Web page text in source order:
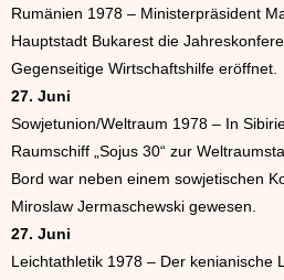
Rumänien 1978 – Ministerpräsident
Hauptstadt Bukarest die
Gegenseitige Wirtschaftshilfe eröffnet.
27. Juni
Sowjetunion/Weltraum 1978 – In
Raumschiff „Sojus 30“ zur
Bord war neben einem sowjetischen
Miroslaw Jermaschewski gewesen.
27. Juni
Leichtathletik 1978 – Der kenianische